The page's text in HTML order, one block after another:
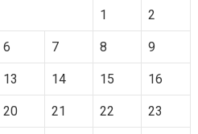
1 2
6 7 8 9
13 14 15 16
20 21 22 23